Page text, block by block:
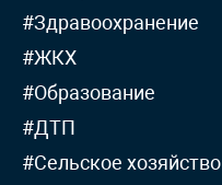
#Здравоохранение
#ЖКХ
#Образование
#ДТП
#Сельское хозяйство